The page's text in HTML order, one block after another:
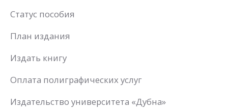
Статус пособия
План издания
Издать книгу
Оплата полиграфических услуг
Издательство университета «Дубна»